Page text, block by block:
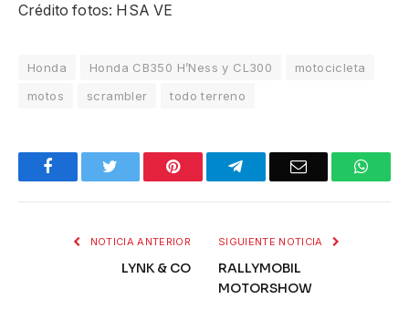
Crédito fotos: HSA VE
Honda Honda CB350 H’Ness y CL300
motocicleta
motos
scrambler todo terreno
Facebook Pinterest TelegramEmail
NOTICIA ANTERIOR
LYNK & CO
SIGUIENTE NOTICIA
RALLYMOBIL
MOTORSHOW